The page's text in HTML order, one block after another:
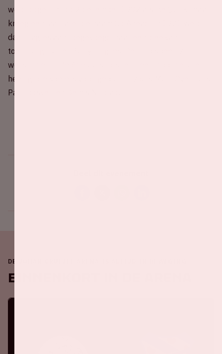
werd opgericht op 2 december 1902 als Be Quick, maar
kreeg een jaar later de naam Go Ahead. In 1971 werd
daar Eagles aan toegevoegd, naar een idee van
toenmalig trainer Barry Hughes. De club speelt zijn
wedstrijden in De Adelaarshorst en heeft door de jaren
heen grote spelers voortgebracht, zoals Marc Overmars,
Paul Bosvelt en Demis Nicolaou.
DE JOHAN CRUIJFF ARENA IS ALTIJD IN BEWEGING
Binnenkort in de ArenA